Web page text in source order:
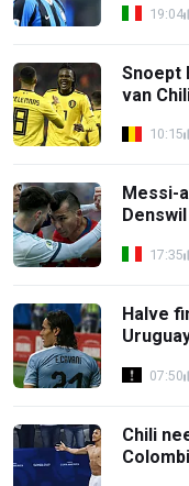
19:04
Snoept
van
10:15
Messi-
17:35
Halve
07:50
Chili